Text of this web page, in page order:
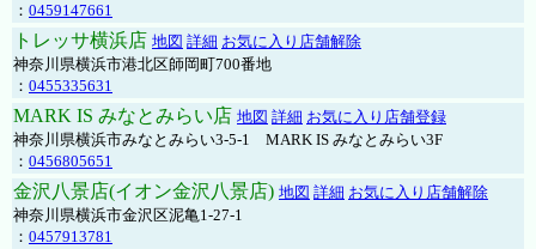
： 0459147661
トレッサ横浜店 地図 詳細 お気に入り店舗解除
神奈川県横浜市港北区師岡町700番地
： 0455335631
MARK IS みなとみらい店 地図 詳細 お気に入り店舗登録
神奈川県横浜市みなとみらい3-5-1 MARK IS みなとみらい3F
： 0456805651
金沢八景店(イオン金沢八景店) 地図 詳細 お気に入り店舗解除
神奈川県横浜市金沢区泥亀1-27-1
： 0457913781